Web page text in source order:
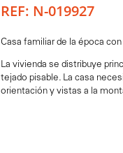
REF: N-019927
Casa familiar de la época
La vivienda se distribuye
tejado pisable. La casa
orientación y vistas a la